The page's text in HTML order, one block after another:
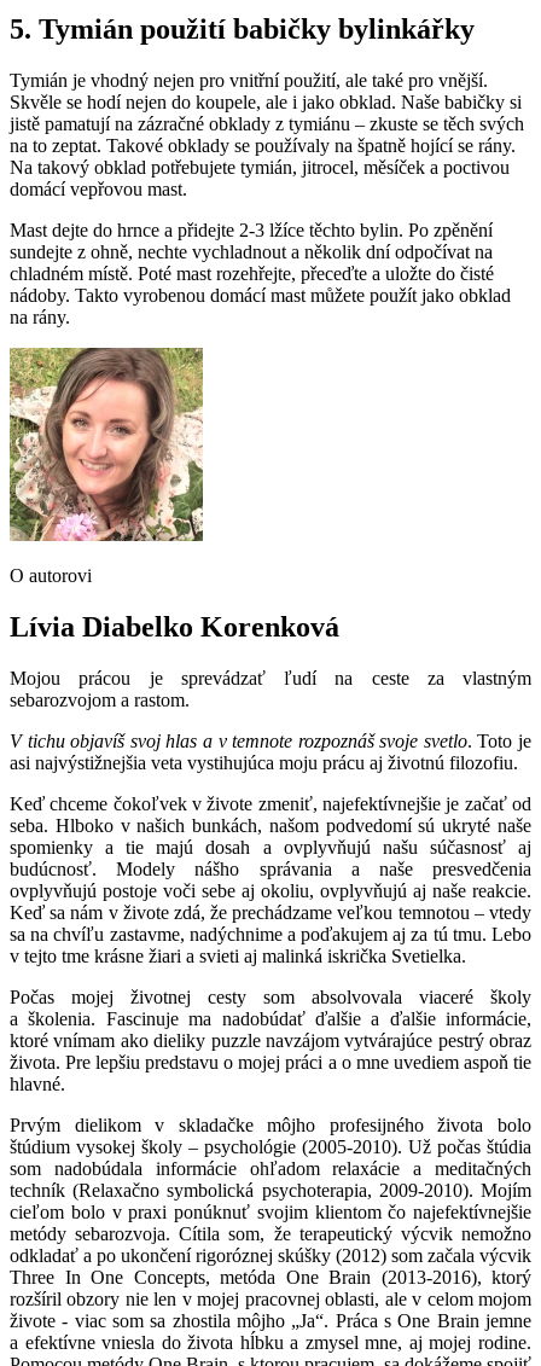
5. Tymián použití babičky bylinkářky
Tymián je vhodný nejen pro vnitřní použití, ale také pro vnější.
Skvěle se hodí nejen do koupele, ale i jako obklad. Naše babičky si
jistě pamatují na zázračné obklady z tymiánu – zkuste se těch svých
na to zeptat. Takové obklady se používaly na špatně hojící se rány.
Na takový obklad potřebujete tymián, jitrocel, měsíček a poctivou
domácí vepřovou mast.
Mast dejte do hrnce a přidejte 2-3 lžíce těchto bylin. Po zpěnění
sundejte z ohně, nechte vychladnout a několik dní odpočívat na
chladném místě. Poté mast rozehřejte, přeceďte a uložte do čisté
nádoby. Takto vyrobenou domácí mast můžete použít jako obklad
na rány.
O autorovi
Lívia Diabelko Korenková
Mojou prácou je sprevádzať ľudí na ceste za vlastným
sebarozvojom a rastom.
V tichu objavíš svoj hlas a v temnote rozpoznáš svoje svetlo. Toto je
asi najvýstižnejšia veta vystihujúca moju prácu aj životnú filozofiu.
Keď chceme čokoľvek v živote zmeniť, najefektívnejšie je začať od
seba. Hlboko v našich bunkách, našom podvedomí sú ukryté naše
spomienky a tie majú dosah a ovplyvňujú našu súčasnosť aj
budúcnosť. Modely nášho správania a naše presvedčenia
ovplyvňujú postoje voči sebe aj okoliu, ovplyvňujú aj naše reakcie.
Keď sa nám v živote zdá, že prechádzame veľkou temnotou – vtedy
sa na chvíľu zastavme, nadýchnime a poďakujem aj za tú tmu. Lebo
v tejto tme krásne žiari a svieti aj malinká iskrička Svetielka.
Počas mojej životnej cesty som absolvovala viaceré školy
a školenia. Fascinuje ma nadobúdať ďalšie a ďalšie informácie,
ktoré vnímam ako dieliky puzzle navzájom vytvárajúce pestrý obraz
života. Pre lepšiu predstavu o mojej práci a o mne uvediem aspoň tie
hlavné.
Prvým dielikom v skladačke môjho profesijného života bolo
štúdium vysokej školy – psychológie (2005-2010). Už počas štúdia
som nadobúdala informácie ohľadom relaxácie a meditačných
techník (Relaxačno symbolická psychoterapia, 2009-2010). Mojím
cieľom bolo v praxi ponúknuť svojim klientom čo najefektívnejšie
metódy sebarozvoja. Cítila som, že terapeutický výcvik nemožno
odkladať a po ukončení rigoróznej skúšky (2012) som začala výcvik
Three In One Concepts, metóda One Brain (2013-2016), ktorý
rozšíril obzory nie len v mojej pracovnej oblasti, ale v celom mojom
živote - viac som sa zhostila môjho „Ja“. Práca s One Brain jemne
a efektívne vniesla do života hĺbku a zmysel mne, aj mojej rodine.